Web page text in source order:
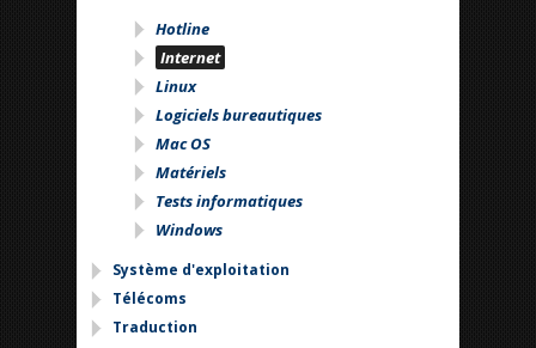
Hotline
Internet
Linux
Logiciels bureautiques
Mac OS
Matériels
Tests informatiques
Windows
Système d'exploitation
Télécoms
Traduction